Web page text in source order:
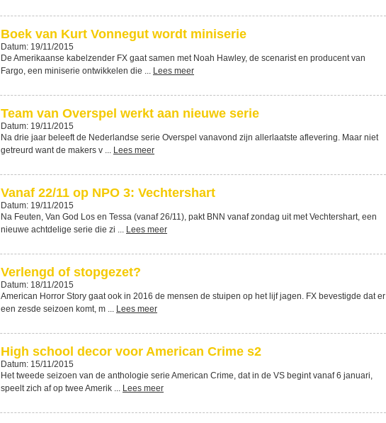
Boek van Kurt Vonnegut wordt miniserie
Datum: 19/11/2015
De Amerikaanse kabelzender FX gaat samen met Noah Hawley, de scenarist en producent van
Fargo, een miniserie ontwikkelen die ... Lees meer
Team van Overspel werkt aan nieuwe serie
Datum: 19/11/2015
Na drie jaar beleeft de Nederlandse serie Overspel vanavond zijn allerlaatste aflevering. Maar niet
getreurd want de makers v ... Lees meer
Vanaf 22/11 op NPO 3: Vechtershart
Datum: 19/11/2015
Na Feuten, Van God Los en Tessa (vanaf 26/11), pakt BNN vanaf zondag uit met Vechtershart, een
nieuwe achtdelige serie die zi ... Lees meer
Verlengd of stopgezet?
Datum: 18/11/2015
American Horror Story gaat ook in 2016 de mensen de stuipen op het lijf jagen. FX bevestigde dat er
een zesde seizoen komt, m ... Lees meer
High school decor voor American Crime s2
Datum: 15/11/2015
Het tweede seizoen van de anthologie serie American Crime, dat in de VS begint vanaf 6 januari,
speelt zich af op twee Amerik ... Lees meer